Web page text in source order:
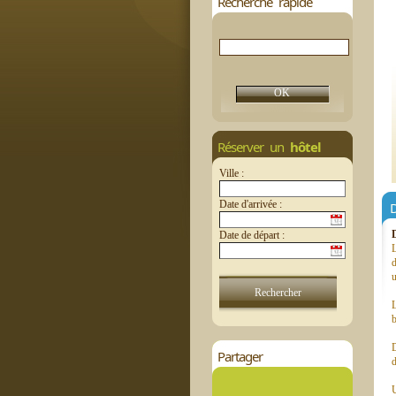
Réserver un hôtel
Ville :
Date d'arrivée :
Date de départ :
Partager